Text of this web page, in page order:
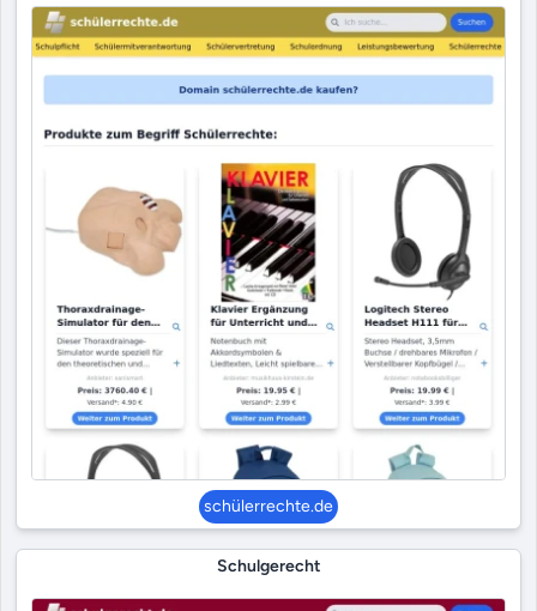
schülerrechte.de
Schulgerecht